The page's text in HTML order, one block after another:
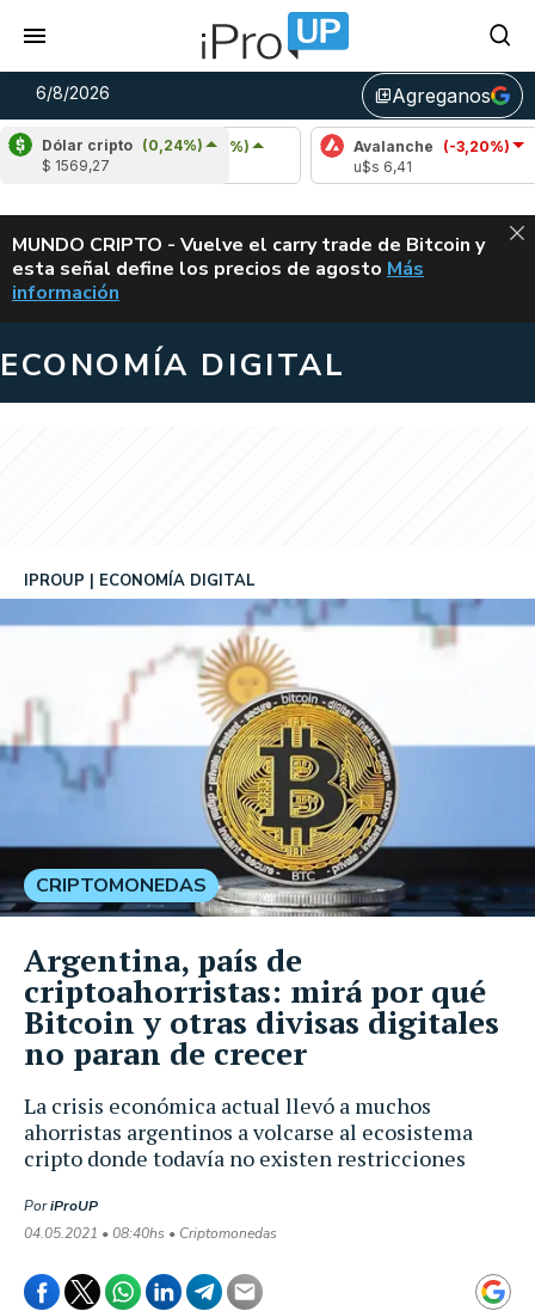
6/8/2026 library_addAgreganos
Dólar cripto (0,24%)
$ 1569,27
Cardano
(2,72%)
u$s 0,20
Avalanche (-3,20%)
u$s 6,41
ALERTA
MUNDO CRIPTO - Vuelve el carry trade de Bitcoin y
esta señal define los precios de agosto VUELVE EL
Más
información
ECONOMÍA DIGITAL
La crisis económica actual llevó a muchos
ahorristas argentinos a volcarse al ecosistema
cripto donde todavía no existen restricciones
IPROUP ECONOMÍA DIGITAL
PoriProUP
04.05.2021 • 08:40hs • Criptomonedas
CRIPTOMONEDAS
Argentina, país de
criptoahorristas: mirá por qué
Bitcoin y otras divisas digitales
no paran de crecer